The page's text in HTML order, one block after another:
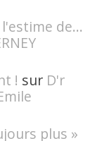
de...
! sur D'r
plus »